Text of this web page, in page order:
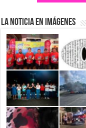
La Noticia en Imágenes